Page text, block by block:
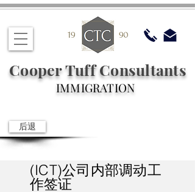
Cooper Tuff Consultants
IMMIGRATION
后退
(ICT)公司内部调动工
作签证